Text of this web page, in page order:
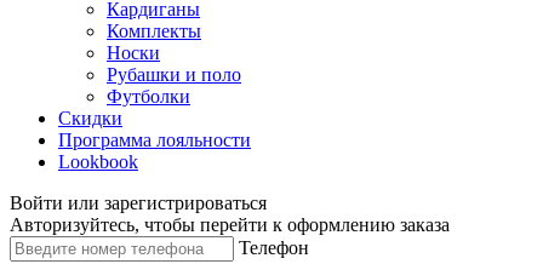
Кардиганы
Комплекты
Носки
Рубашки и поло
Футболки
Скидки
Программа лояльности
Lookbook
Войти или зарегистрироваться
Авторизуйтесь, чтобы перейти к оформлению заказа
Телефон